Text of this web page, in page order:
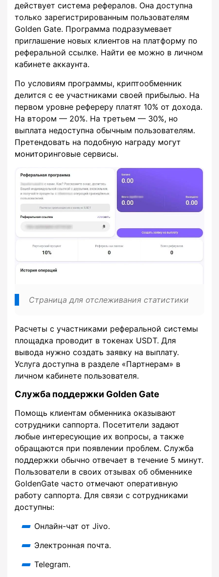
действует система рефералов. Она доступна
только зарегистрированным пользователям
Golden Gate. Программа подразумевает
приглашение новых клиентов на платформу по
реферальной ссылке. Найти ее можно в личном
кабинете аккаунта.
По условиям программы, криптообменник
делится с ее участниками своей прибылью. На
первом уровне рефереру платят 10% от дохода.
На втором — 20%. На третьем — 30%, но
выплата недоступна обычным пользователям.
Претендовать на подобную награду могут
мониторинговые сервисы.
Страница для отслеживания статистики
Расчеты с участниками реферальной системы
площадка проводит в токенах USDT. Для
вывода нужно создать заявку на выплату.
Услуга доступна в разделе «Партнерам» в
личном кабинете пользователя.
Служба поддержки Golden Gate
Помощь клиентам обменника оказывают
сотрудники саппорта. Посетители задают
любые интересующие их вопросы, а также
обращаются при появлении проблем. Служба
поддержки обычно отвечает в течение 5 минут.
Пользователи в своих отзывах об обменнике
GoldenGate часто отмечают оперативную
работу саппорта. Для связи с сотрудниками
доступны:
Онлайн-чат от Jivo.
Электронная почта.
Telegram.